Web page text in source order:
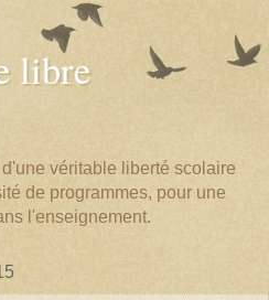
libre
véritable liberté scolaire
de programmes, pour une
l'enseignement.